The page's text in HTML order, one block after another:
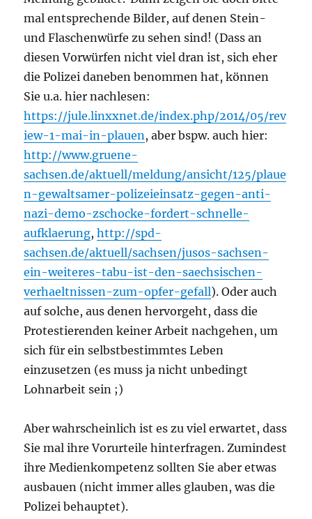
mal entsprechende Bilder, auf denen Stein-
und Flaschenwürfe zu sehen sind! (Dass an
diesen Vorwürfen nicht viel dran ist, sich eher
die Polizei daneben benommen hat, können
Sie u.a. hier nachlesen:
https://jule.linxxnet.de/index.php/2014/05/rev
iew-1-mai-in-plauen , aber bspw. auch hier:
http://www.gruene-
sachsen.de/aktuell/meldung/ansicht/125/plaue
n-gewaltsamer-polizeieinsatz-gegen-anti-
nazi-demo-zschocke-fordert-schnelle-
aufklaerung,http://spd-
sachsen.de/aktuell/sachsen/jusos-sachsen-
ein-weiteres-tabu-ist-den-saechsischen-
verhaeltnissen-zum-opfer-gefall). Oder auch
auf solche, aus denen hervorgeht, dass die
Protestierenden keiner Arbeit nachgehen, um
sich für ein selbstbestimmtes Leben
einzusetzen (es muss ja nicht unbedingt
Lohnarbeit sein ;)
Aber wahrscheinlich ist es zu viel erwartet, dass
Sie mal ihre Vorurteile hinterfragen. Zumindest
ihre Medienkompetenz sollten Sie aber etwas
ausbauen (nicht immer alles glauben, was die
Polizei behauptet).